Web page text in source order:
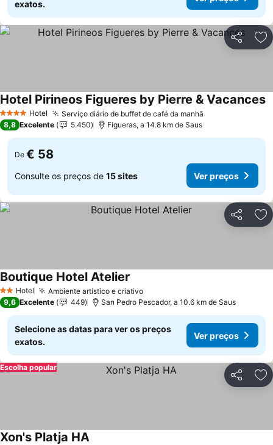
exatos.
Partilhar
4 EstrelasHotel Serviço diário de buffet de café da manhã
Hotel Pirineos Figueres by Pierre & Vacances
8,8 Excelente 5.450 Figueras, a 14.8 km de Saus
De € 58
Consulte os preços de 15 sites Ver preços
Partilhar
2 Estrelas
Hotel Ambiente artístico e criativo
Boutique Hotel Atelier
9,6 Excelente 449 San Pedro Pescador, a 10.6 km de Saus
Selecione as datas para ver os preços
exatos.
Ver preços
Partilhar
Escolha popular
Xon's Platja HA